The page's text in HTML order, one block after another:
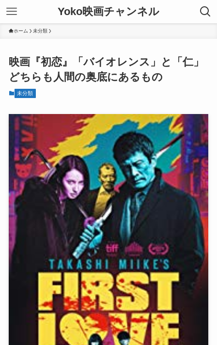
Yoko映画チャンネル
ホーム 未分類
映画『初恋』「バイオレンス」と「仁」
どちらも人間の奥底にあるもの
未分類